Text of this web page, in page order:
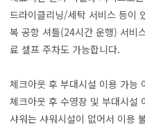
드라이클리닝/세탁 서비스 등이
복 공항 셔틀(24시간 운행) 서비
료 셀프 주차도 가능합니다.
체크아웃 후 부대시설 이용 가능
체크아웃 후 수영장 및 부대시설